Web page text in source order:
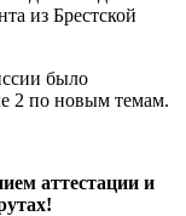
из Брестской
было
2 по новым темам.
аттестации и